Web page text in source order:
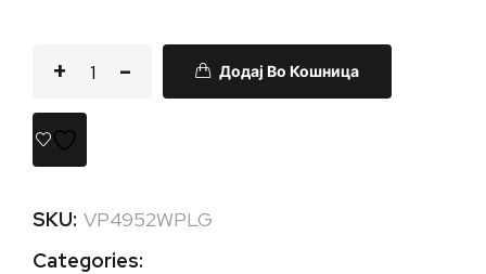
Додај Во Кошница
SKU: VP4952WPLG
Categories: